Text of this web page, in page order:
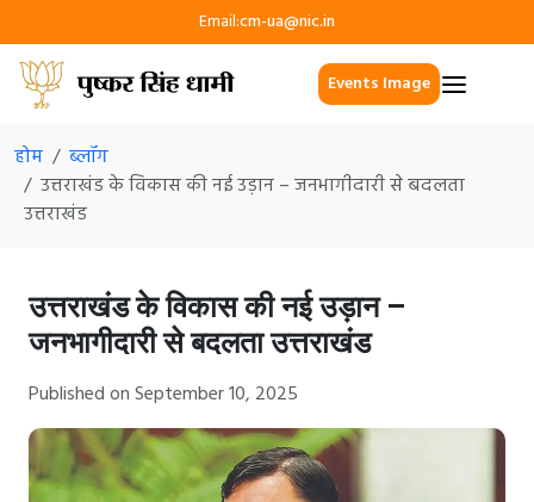
Email:cm-ua@nic.in
Events Image
होम
ब्लॉग
उत्तराखंड के विकास की नई उड़ान – जनभागीदारी से बदलता
उत्तराखंड
उत्तराखंड के विकास की नई उड़ान –
जनभागीदारी से बदलता उत्तराखंड
Published on September 10, 2025